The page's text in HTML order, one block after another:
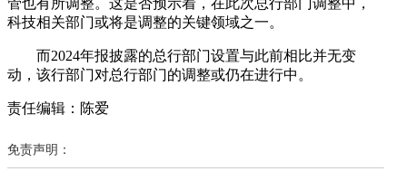
科技相关部门或将是调整的关键领域之一。
而2024年报披露的总行部门设置与此前相比并无变
动，该行部门对总行部门的调整或仍在进行中。
责任编辑：陈爱
免责声明：